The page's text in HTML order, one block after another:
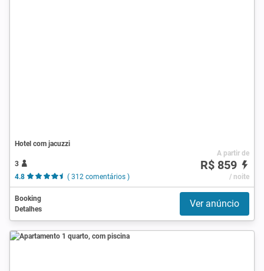
Hotel com jacuzzi
3
4.8
( 312 comentários )
A partir de
R$ 859
/ noite
Booking
Detalhes
Ver anúncio